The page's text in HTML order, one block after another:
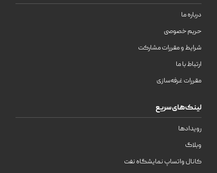
درباره ما
حریم خصوصی
شرایط و مقررات مشارکت
ارتباط با ما
مقررات غرفه‌سازی
لینک‌های سریع
رویدادها
وبلاگ
کانال واتساپ نمایشگاه نفت